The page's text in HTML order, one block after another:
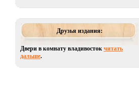
Друзья издания:
Двери в комнату владивосток читать
дальше.